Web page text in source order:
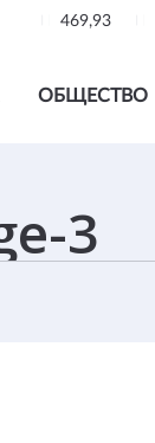
469,93
ОБЩЕСТВО